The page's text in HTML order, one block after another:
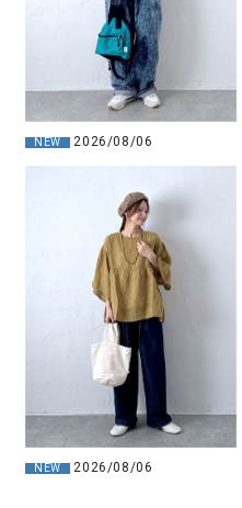
NEW 2026/08/06
NEW 2026/08/06